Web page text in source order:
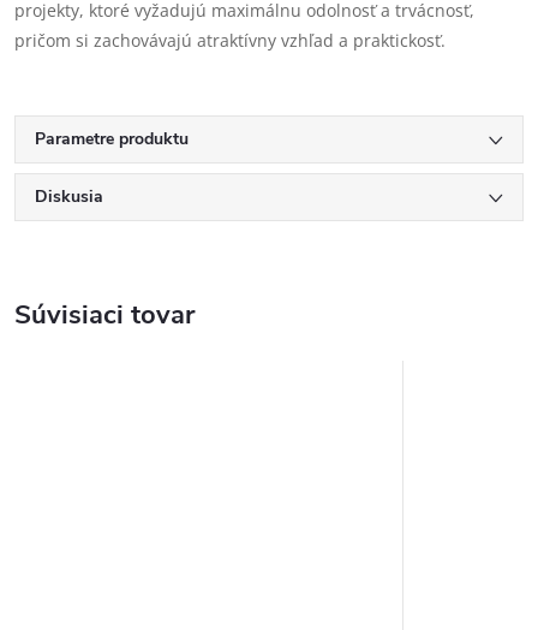
projekty, ktoré vyžadujú maximálnu odolnosť a trvácnosť,
pričom si zachovávajú atraktívny vzhľad a praktickosť.
Parametre produktu
Diskusia
Súvisiaci tovar